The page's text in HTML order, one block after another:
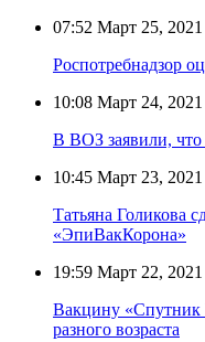
07:52 Март 25, 2021
Роспотребнадзор
10:08 Март 24, 2021
В ВОЗ заявили, что
10:45 Март 23, 2021
Татьяна Голикова
«ЭпиВакКорона»
19:59 Март 22, 2021
Вакцину «Спутник
разного возраста